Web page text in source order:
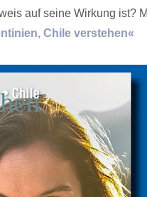
auf seine Wirkung ist?
Chile verstehen«